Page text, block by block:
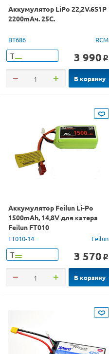
Аккумулятор LiPo 22,2V.6S1P
2200mAч. 25C.
BT686 RCM
Т 3 990 o
В корзину
Аккумулятор Feilun Li-Po
1500mAh, 14,8V для катера
Feilun FT010
FT010-14 Feilun
Т 3 570 o
В корзину